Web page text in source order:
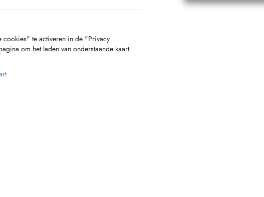
cookies" te activeren in de "Privacy
om het laden van onderstaande kaart